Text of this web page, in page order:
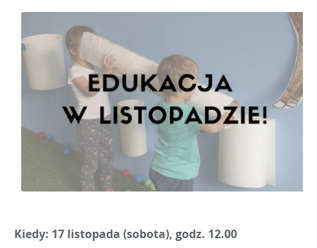
Kiedy: 17 listopada (sobota), godz. 12.00